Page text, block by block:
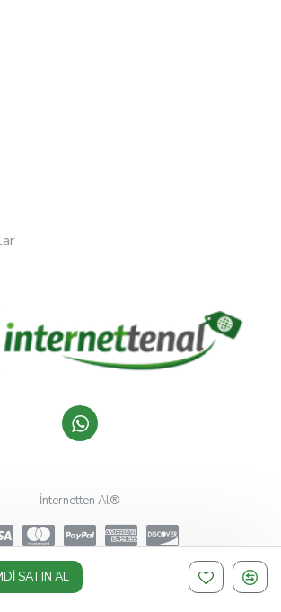
SATIN AL
İnternetten Al®
& Support By Shopgez.com